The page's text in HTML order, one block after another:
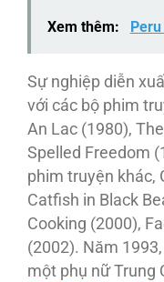
Xem thêm:
Sự nghiệp diễn
với các bộ phim
An Lac (1980),
Spelled Freedom
phim truyện khác,
Catfish in Black
Cooking (2000),
(2002). Năm
một phụ nữ Trung